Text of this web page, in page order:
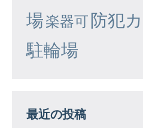
場楽器可防犯
駐輪場
最近の投稿